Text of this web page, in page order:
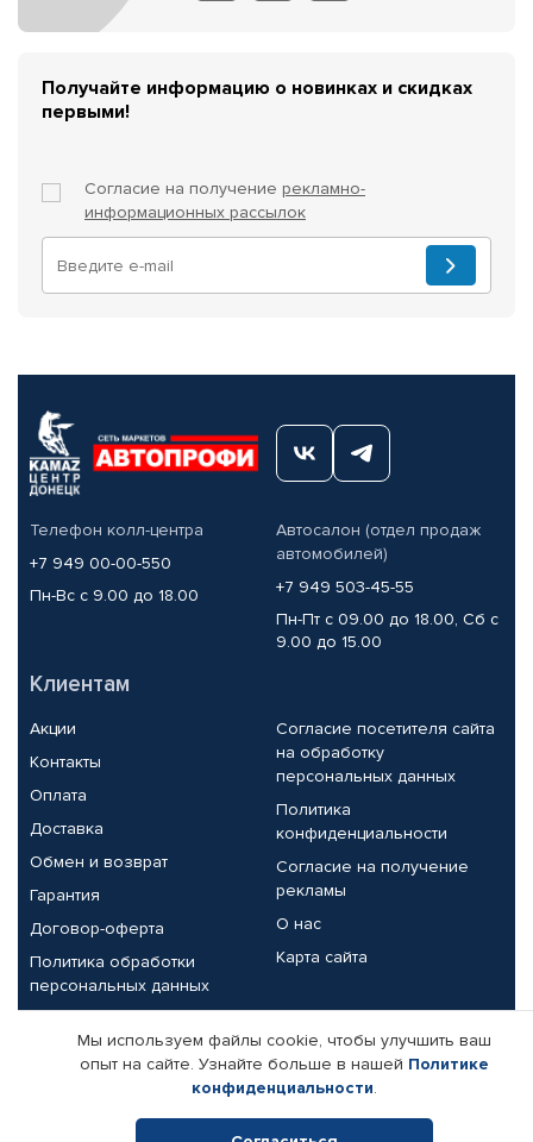
Получайте информацию о новинках и скидках
первыми!
Согласие на получение рекламно-
информационных рассылок
Телефон колл-центра
+7 949 00-00-550
Пн-Вс с 9.00 до 18.00
Автосалон (отдел продаж
автомобилей)
+7 949 503-45-55
Пн-Пт с 09.00 до 18.00, Сб с
9.00 до 15.00
Клиентам
Акции
Контакты
Оплата
Доставка
Обмен и возврат
Гарантия
Договор-оферта
Политика обработки
персональных данных
Согласие посетителя сайта
на обработку
персональных данных
Политика
конфиденциальности
Согласие на получение
рекламы
О нас
Карта сайта
Партнерам
Корпоративным клиентам
Поставщикам
Реквизиты компании
Мы используем файлы cookie, чтобы улучшить ваш
опыт на сайте. Узнайте больше в нашей Политике
конфиденциальности.